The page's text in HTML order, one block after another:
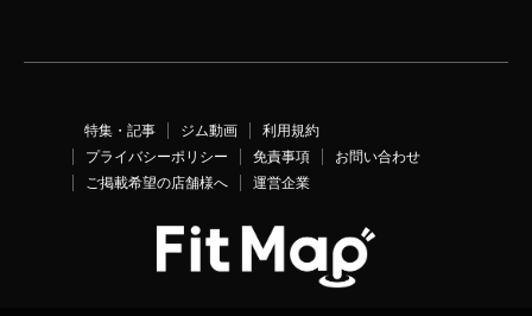
特集・記事 ジム動画
利用規約
プライバシーポリシー
免責事項
お問い合わせ
ご掲載希望の店舗様へ
運営企業